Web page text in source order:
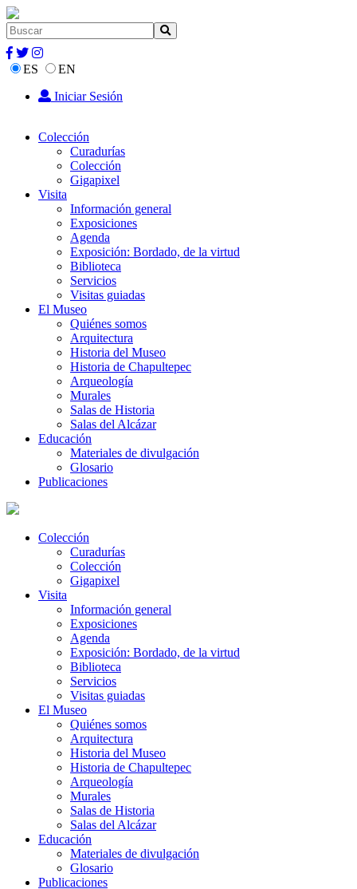
ES
EN
Iniciar Sesión
Colección
Curadurías
Colección
Gigapixel
Visita
Información general
Exposiciones
Agenda
Exposición: Bordado, de la virtud
Biblioteca
Servicios
Visitas guiadas
El Museo
Quiénes somos
Arquitectura
Historia del Museo
Historia de Chapultepec
Arqueología
Murales
Salas de Historia
Salas del Alcázar
Educación
Materiales de divulgación
Glosario
Publicaciones
Colección
Curadurías
Colección
Gigapixel
Visita
Información general
Exposiciones
Agenda
Exposición: Bordado, de la virtud
Biblioteca
Servicios
Visitas guiadas
El Museo
Quiénes somos
Arquitectura
Historia del Museo
Historia de Chapultepec
Arqueología
Murales
Salas de Historia
Salas del Alcázar
Educación
Materiales de divulgación
Glosario
Publicaciones